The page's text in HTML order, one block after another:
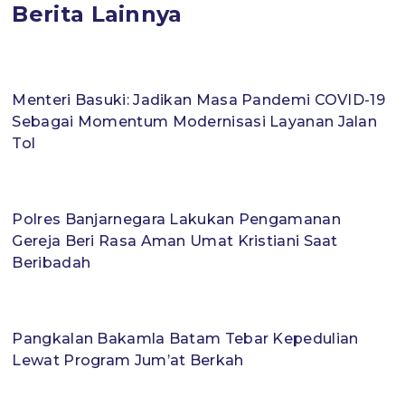
Berita Lainnya
Menteri Basuki: Jadikan Masa Pandemi COVID-19
Sebagai Momentum Modernisasi Layanan Jalan
Tol
Polres Banjarnegara Lakukan Pengamanan
Gereja Beri Rasa Aman Umat Kristiani Saat
Beribadah
Pangkalan Bakamla Batam Tebar Kepedulian
Lewat Program Jum’at Berkah